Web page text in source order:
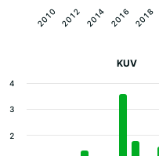
2010 2012 2014 2016 2018
KUV
2
3
4